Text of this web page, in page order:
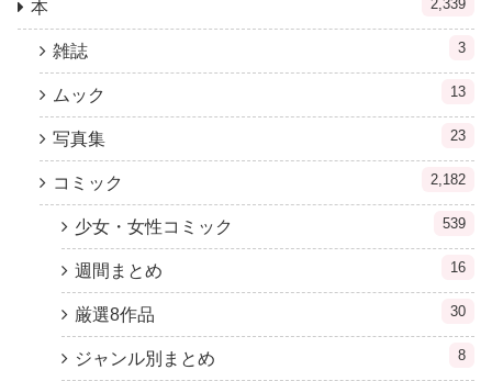
本 2,339
雑誌 3
ムック 13
写真集 23
コミック 2,182
少女・女性コミック 539
週間まとめ 16
厳選8作品 30
ジャンル別まとめ 8